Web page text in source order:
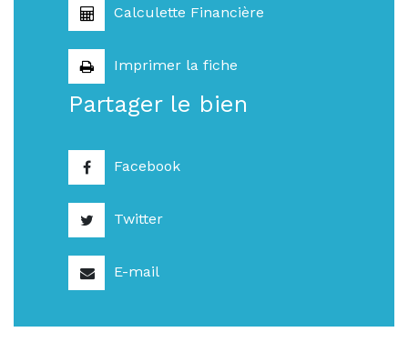
Calculette Financière
Imprimer la fiche
Partager le bien
Facebook
Twitter
E-mail